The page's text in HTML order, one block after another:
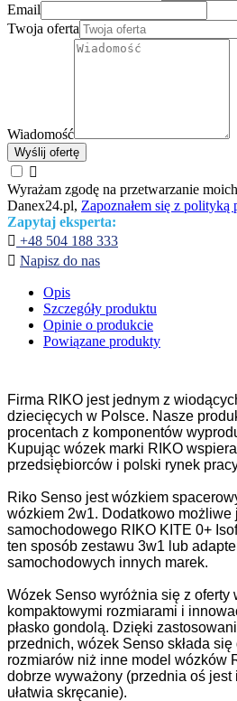
Email
Twoja oferta
Wiadomość
Wyślij ofertę

Wyrażam zgodę na przetwarzanie
Danex24.pl, Zapoznałem się z polityką
Zapytaj eksperta:
 +48 504 188 333
 Napisz do nas
Opis
Szczegóły produktu
Opinie o produkcie
Powiązane produkty
Firma RIKO jest jednym z
dziecięcych w Polsce. Nasze
procentach z komponentów
Kupując wózek marki RIKO
przedsiębiorców i polski rynek
Riko Senso jest wózkiem
wózkiem 2w1. Dodatkowo możliwe
samochodowego RIKO KITE 0+
ten sposób zestawu 3w1 lub
samochodowych innych marek.
Wózek Senso wyróżnia się z oferty
kompaktowymi rozmiarami i
płasko gondolą. Dzięki
przednich, wózek Senso składa
rozmiarów niż inne model wózków
dobrze wyważony (przednia oś
ułatwia skręcanie).